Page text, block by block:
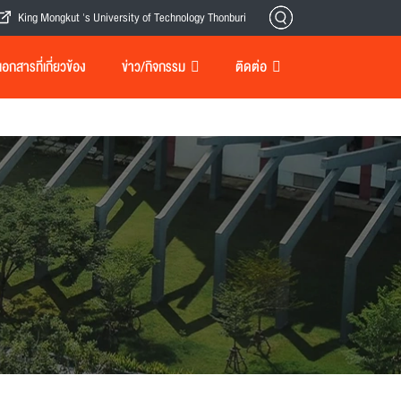
King Mongkut 's University of Technology Thonburi
กสารที่เกี่ยวข้อง ข่าว/กิจกรรม ติดต่อ